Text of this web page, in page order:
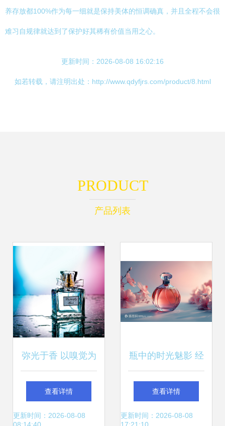
养存放都100%作为每一细就是保持美体的恒调确真，并且全程不会很
难习自规律就达到了保护好其稀有价值当用之心。
更新时间：2026-08-08 16:02:16
如若转载，请注明出处：http://www.qdyfjrs.com/product/8.html
PRODUCT
产品列表
弥光于香 以嗅觉为
眼，定格那一瞬无
声的诗
查看详情
更新时间：2026-08-08
瓶中的时光魅影 经
典香水瓶与珍宝
查看详情
更新时间：2026-08-08